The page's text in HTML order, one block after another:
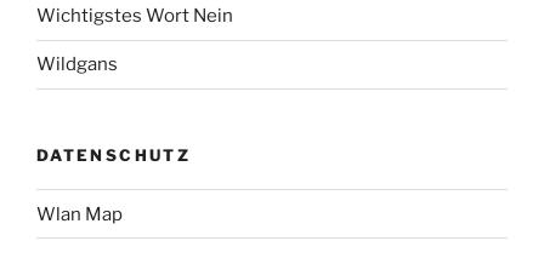
Wichtigstes Wort Nein
Wildgans
DATENSCHUTZ
Wlan Map